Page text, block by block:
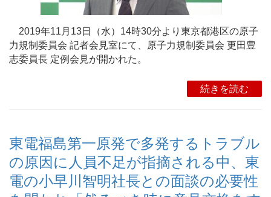
2019年11月13日（水）14時30分より東京都港区の原子
力規制委員会 記者会見室にて、原子力規制委員会 更田豊
志委員長 定例会見が開かれた。
続きを読む
東電福島第一原発で多発するトラブル
の原因に人員不足が指摘される中、東
電の小早川智明社長との面談の必要性